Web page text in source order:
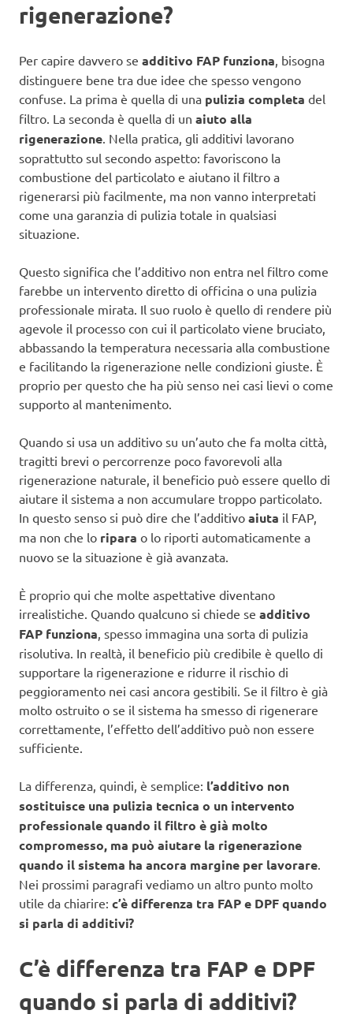
rigenerazione?
Per capire davvero se additivo FAP funziona, bisogna
distinguere bene tra due idee che spesso vengono
confuse. La prima è quella di una pulizia completa del
filtro. La seconda è quella di un aiuto alla
rigenerazione. Nella pratica, gli additivi lavorano
soprattutto sul secondo aspetto: favoriscono la
combustione del particolato e aiutano il filtro a
rigenerarsi più facilmente, ma non vanno interpretati
come una garanzia di pulizia totale in qualsiasi
situazione.
Questo significa che l’additivo non entra nel filtro come
farebbe un intervento diretto di officina o una pulizia
professionale mirata. Il suo ruolo è quello di rendere più
agevole il processo con cui il particolato viene bruciato,
abbassando la temperatura necessaria alla combustione
e facilitando la rigenerazione nelle condizioni giuste. È
proprio per questo che ha più senso nei casi lievi o come
supporto al mantenimento.
Quando si usa un additivo su un’auto che fa molta città,
tragitti brevi o percorrenze poco favorevoli alla
rigenerazione naturale, il beneficio può essere quello di
aiutare il sistema a non accumulare troppo particolato.
In questo senso si può dire che l’additivo aiuta il FAP,
ma non che lo ripara o lo riporti automaticamente a
nuovo se la situazione è già avanzata.
È proprio qui che molte aspettative diventano
irrealistiche. Quando qualcuno si chiede se additivo
FAP funziona, spesso immagina una sorta di pulizia
risolutiva. In realtà, il beneficio più credibile è quello di
supportare la rigenerazione e ridurre il rischio di
peggioramento nei casi ancora gestibili. Se il filtro è già
molto ostruito o se il sistema ha smesso di rigenerare
correttamente, l’effetto dell’additivo può non essere
sufficiente.
La differenza, quindi, è semplice: l’additivo non
sostituisce una pulizia tecnica o un intervento
professionale quando il filtro è già molto
compromesso, ma può aiutare la rigenerazione
quando il sistema ha ancora margine per lavorare.
Nei prossimi paragrafi vediamo un altro punto molto
utile da chiarire: c’è differenza tra FAP e DPF quando
si parla di additivi?
C’è differenza tra FAP e DPF
quando si parla di additivi?